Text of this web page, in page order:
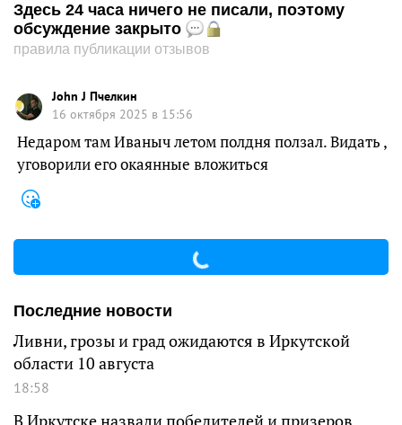
Здесь 24 часа ничего не писали, поэтому
обсуждение закрыто
правила публикации отзывов
John J Пчелкин
16 октября 2025 в 15:56
Недаром там Иваныч летом полдня ползал. Видать ,
уговорили его окаянные вложиться
Последние новости
Ливни, грозы и град ожидаются в Иркутской
области 10 августа
18:58
В Иркутске назвали победителей и призеров